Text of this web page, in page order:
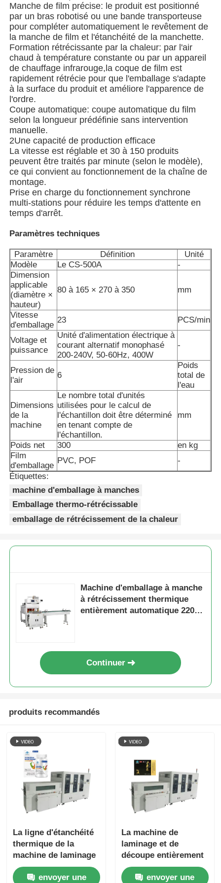
À propos de nous
Visite de l'usine
Contrôle de qualité
Nous contacter
nouvelles
Les affaires
Machines à emballer en rotation
Machine à emballer à plusieurs voies
Machine déshydratante de machine à mettre sous
Machine à compter les cartes
Machines d'emballage
machine à cartonner
machine de remplissage
machine de boulette
Machine d'emballage de sacs à filets
machine à emballer de sac de maille
Machine d'emballage à comptage visuel
Machine à emballer des poids à plusieurs têtes
Machine d'emballage de poudre
Autre appareil
Services de transformation des emballages
Matériau d'emballage
Ligne de production spécialisée
Manche de film précise: le produit est positionné
par un bras robotisé ou une bande transporteuse
pour compléter automatiquement le revêtement de
la manche de film et l'étanchéité de la manchette.
Formation rétrécissante par la chaleur: par l'air
chaud à température constante ou par un appareil
de chauffage infrarouge,la coque de film est
rapidement rétrécie pour que l'emballage s'adapte
à la surface du produit et améliore l'apparence de
l'ordre.
Coupe automatique: coupe automatique du film
selon la longueur prédéfinie sans intervention
manuelle.
2Une capacité de production efficace
La vitesse est réglable et 30 à 150 produits
peuvent être traités par minute (selon le modèle),
ce qui convient au fonctionnement de la chaîne de
montage.
Prise en charge du fonctionnement synchrone
multi-stations pour réduire les temps d'attente en
temps d'arrêt.
Paramètres techniques
Paramètre Définition
Unité
Modèle
Le CS-500A
-
Dimension
applicable
(diamètre ×
hauteur)
80 à 165 × 270 à 350 mm
Vitesse
d'emballage
23 PCS/min
Voltage et
puissance
Unité d'alimentation électrique à
courant alternatif monophasé
200-240V, 50-60Hz, 400W
-
Pression de
l'air
6
Poids
total de
l'eau
Dimensions
de la
machine
Le nombre total d'unités
utilisées pour le calcul de
l'échantillon doit être déterminé
en tenant compte de
l'échantillon.
mm
Poids net 300
en kg
Film
d'emballage
PVC, POF
-
Étiquettes:
machine d'emballage à manches
Emballage thermo-rétrécissable
emballage de rétrécissement de la chaleur
Machine d'emballage à manche
à rétrécissement thermique
entièrement automatique 220V
Continuer
produits recommandés
La ligne d'étanchéité
thermique de la
machine de laminage
et de coupe de coin
de la boîte-cadeau est
envoyer une
La machine de
laminage et de
découpe entièrement
automatique scelle le
film avec l'emballage
envoyer une